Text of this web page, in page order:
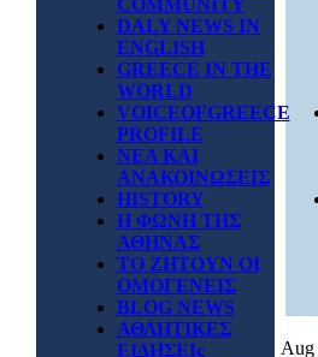
DALY NEWS IN
ENGLISH
GREECE IN THE
WORLD
VOICEOFGREECE
PROFILE
ΝΕΑ ΚΑΙ
ΑΝΑΚΟΙΝΩΣΕΙΣ
HISTORY
Η ΦΩΝΗ ΤΗΣ
ΑΘΗΝΑΣ
ΤΟ ΖΗΤΟΥΝ ΟΙ
ΟΜΟΓΕΝΕΙΣ
BLOG NEWS
ΑΘΛΗΤΙΚΕΣ
ΕΙΔΗΣΕΙς
Aug